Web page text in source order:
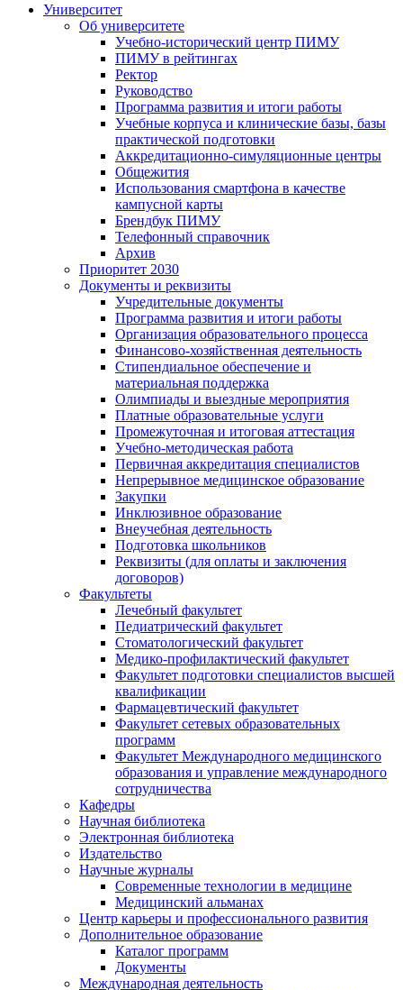
Университет
Об университете
Учебно-исторический центр ПИМУ
ПИМУ в рейтингах
Ректор
Руководство
Программа развития и итоги работы
Учебные корпуса и клинические базы, базы
практической подготовки
Аккредитационно-симуляционные центры
Общежития
Использования смартфона в качестве
кампусной карты
Брендбук ПИМУ
Телефонный справочник
Архив
Приоритет 2030
Документы и реквизиты
Учредительные документы
Программа развития и итоги работы
Организация образовательного процесса
Финансово-хозяйственная деятельность
Стипендиальное обеспечение и
материальная поддержка
Олимпиады и выездные мероприятия
Платные образовательные услуги
Промежуточная и итоговая аттестация
Учебно-методическая работа
Первичная аккредитация специалистов
Непрерывное медицинское образование
Закупки
Инклюзивное образование
Внеучебная деятельность
Подготовка школьников
Реквизиты (для оплаты и заключения
договоров)
Факультеты
Лечебный факультет
Педиатрический факультет
Стоматологический факультет
Медико-профилактический факультет
Факультет подготовки специалистов высшей
квалификации
Фармацевтический факультет
Факультет сетевых образовательных
программ
Факультет Международного медицинского
образования и управление международного
сотрудничества
Кафедры
Научная библиотека
Электронная библиотека
Издательство
Научные журналы
Современные технологии в медицине
Медицинский альманах
Центр карьеры и профессионального развития
Дополнительное образование
Каталог программ
Документы
Международная деятельность